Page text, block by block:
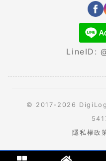
LineID:
© 2017-2026 DigiLog
隱私權政